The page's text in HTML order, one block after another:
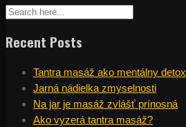
Recent Posts
Tantra masáž ako mentálny detox
Jarná nádielka zmyselnosti
Na jar je masáž zvlášť prínosná
Ako vyzerá tantra masáž?